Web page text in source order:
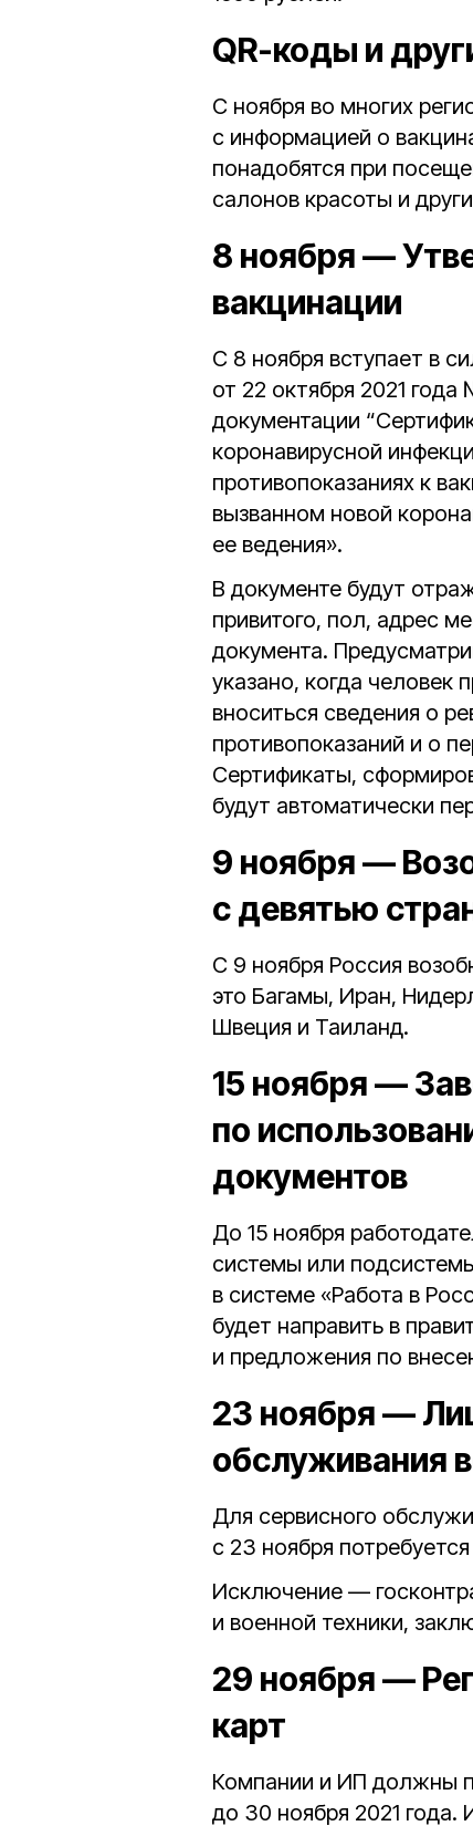
QR-коды и
С ноября во многих
с информацией о
понадобятся при
салонов красоты и
8 ноября —
вакцинации
С 8 ноября вступает в
от 22 октября 2021
документации
коронавирусной
противопоказаниях к
вызванном новой
ее ведения».
В документе будут
привитого, пол, адрес
документа.
указано, когда человек
вноситься сведения о
противопоказаний и о
Сертификаты,
будут автоматически
9 ноября —
с девятью
С 9 ноября Россия
это Багамы, Иран,
Швеция и Таиланд.
15 ноября —
по
документов
До 15 ноября
системы или
в системе «Работа в
будет направить в
и предложения по
23 ноября —
обслуживания
Для сервисного
с 23 ноября
Исключение —
и военной техники,
29 ноября —
карт
Компании и ИП должны
до 30 ноября 2021 года.